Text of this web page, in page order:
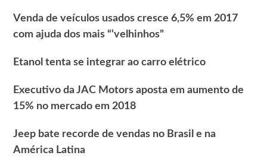
Venda de veículos usados cresce 6,5% em 2017
com ajuda dos mais “‘velhinhos”
Etanol tenta se integrar ao carro elétrico
Executivo da JAC Motors aposta em aumento de
15% no mercado em 2018
Jeep bate recorde de vendas no Brasil e na
América Latina